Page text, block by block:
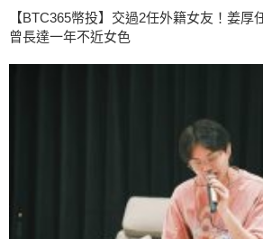
【BTC365幣投】交過2任外籍女友！姜
曾長達一年不近女色